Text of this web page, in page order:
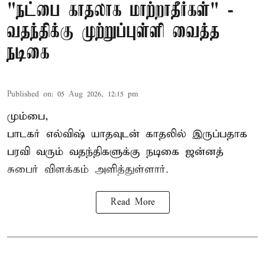
"நட்பை காதலாக மாற்றாதீர்கள்" -
வதந்திக்கு முற்றுப்புள்ளி வைத்த
நடிகை
Published on: 05 Aug 2026, 12:15 pm
மும்பை,
பாடகர் எல்விஷ் யாதவுடன் காதலில் இருப்பதாக
பரவி வரும் வதந்திகளுக்கு நடிகை ஜன்னத்
சுபைர் விளக்கம் அளித்துள்ளார்.
Read More